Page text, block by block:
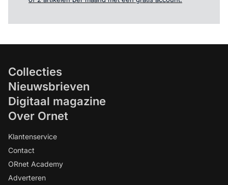
Collecties
Nieuwsbrieven
Digitaal magazine
Over Ornet
Klantenservice
Contact
ORnet Academy
Adverteren